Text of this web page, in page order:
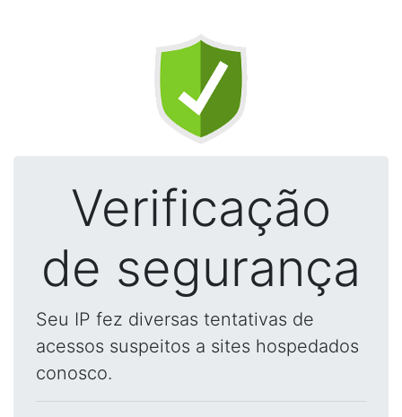
Verificação
de segurança
Seu IP fez diversas tentativas de
acessos suspeitos a sites hospedados
conosco.